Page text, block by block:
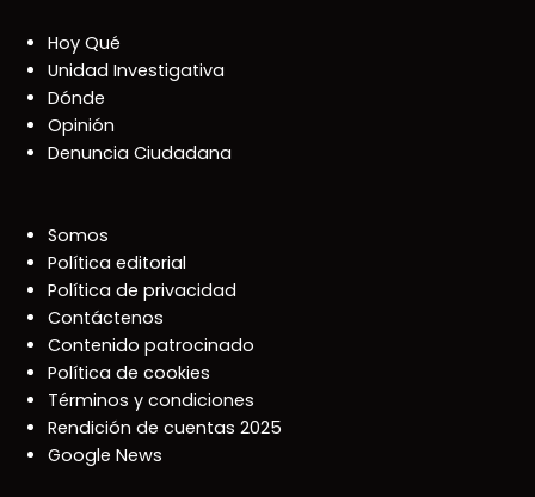
Hoy Qué
Unidad Investigativa
Dónde
Opinión
Denuncia Ciudadana
Somos
Política editorial
Política de privacidad
Contáctenos
Contenido patrocinado
Política de cookies
Términos y condiciones
Rendición de cuentas 2025
Google News